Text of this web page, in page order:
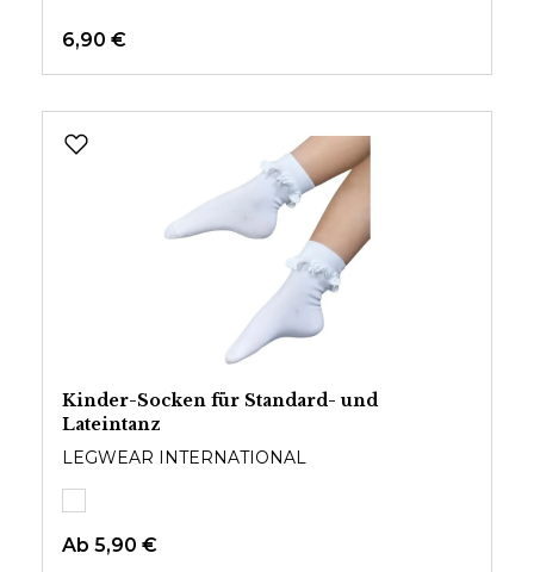
6,90 €
Kinder-Socken für Standard- und
Lateintanz
LEGWEAR INTERNATIONAL
Ab 5,90 €